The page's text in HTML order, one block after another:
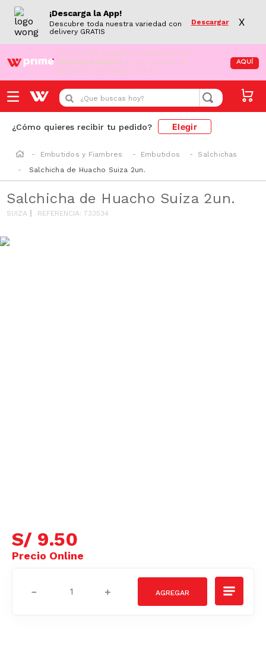
¡Descarga la App!
Descubre toda nuestra variedad con
delivery GRATIS
Descargar X
¡Aún no eres Wong Prime! Aprovecha el
DESPACHO GRATIS en tus compras de
supermercado desde S/79.90
AQUÍ
¿Que buscas hoy?
¿Cómo quieres recibir tu pedido? Elegir
Embutidos y Fiambres Embutidos
Salchichas
Salchicha de Huacho Suiza 2un.
Salchicha de Huacho Suiza 2un.
SUIZA REFERENCIA:733534
S/ 9.50
＋
－